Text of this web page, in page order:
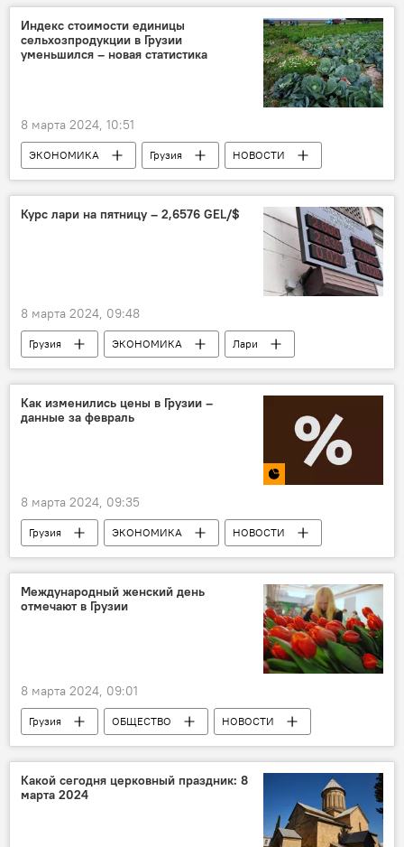
Индекс стоимости единицы
сельхозпродукции в Грузии
уменьшился – новая статистика
8 марта 2024, 10:51
ЭКОНОМИКА Грузия
НОВОСТИ
Сельское хозяйство Грузии
Статистика
Национальная служба статистики Грузии "Сакстат"
Курс лари на пятницу – 2,6576 GEL/$
8 марта 2024, 09:48
Грузия ЭКОНОМИКА
Лари
Национальный банк Грузии
Доллар
Курс лари к доллару на сегодня в Грузии
Как изменились цены в Грузии –
данные за февраль
8 марта 2024, 09:35
Грузия ЭКОНОМИКА
НОВОСТИ
Натия Турнава
Инфографика
Международный женский день
отмечают в Грузии
8 марта 2024, 09:01
Грузия ОБЩЕСТВО
НОВОСТИ
Эдуард Шеварднадзе
Нино Бурджанадзе
8 марта
Какой сегодня церковный праздник: 8
марта 2024